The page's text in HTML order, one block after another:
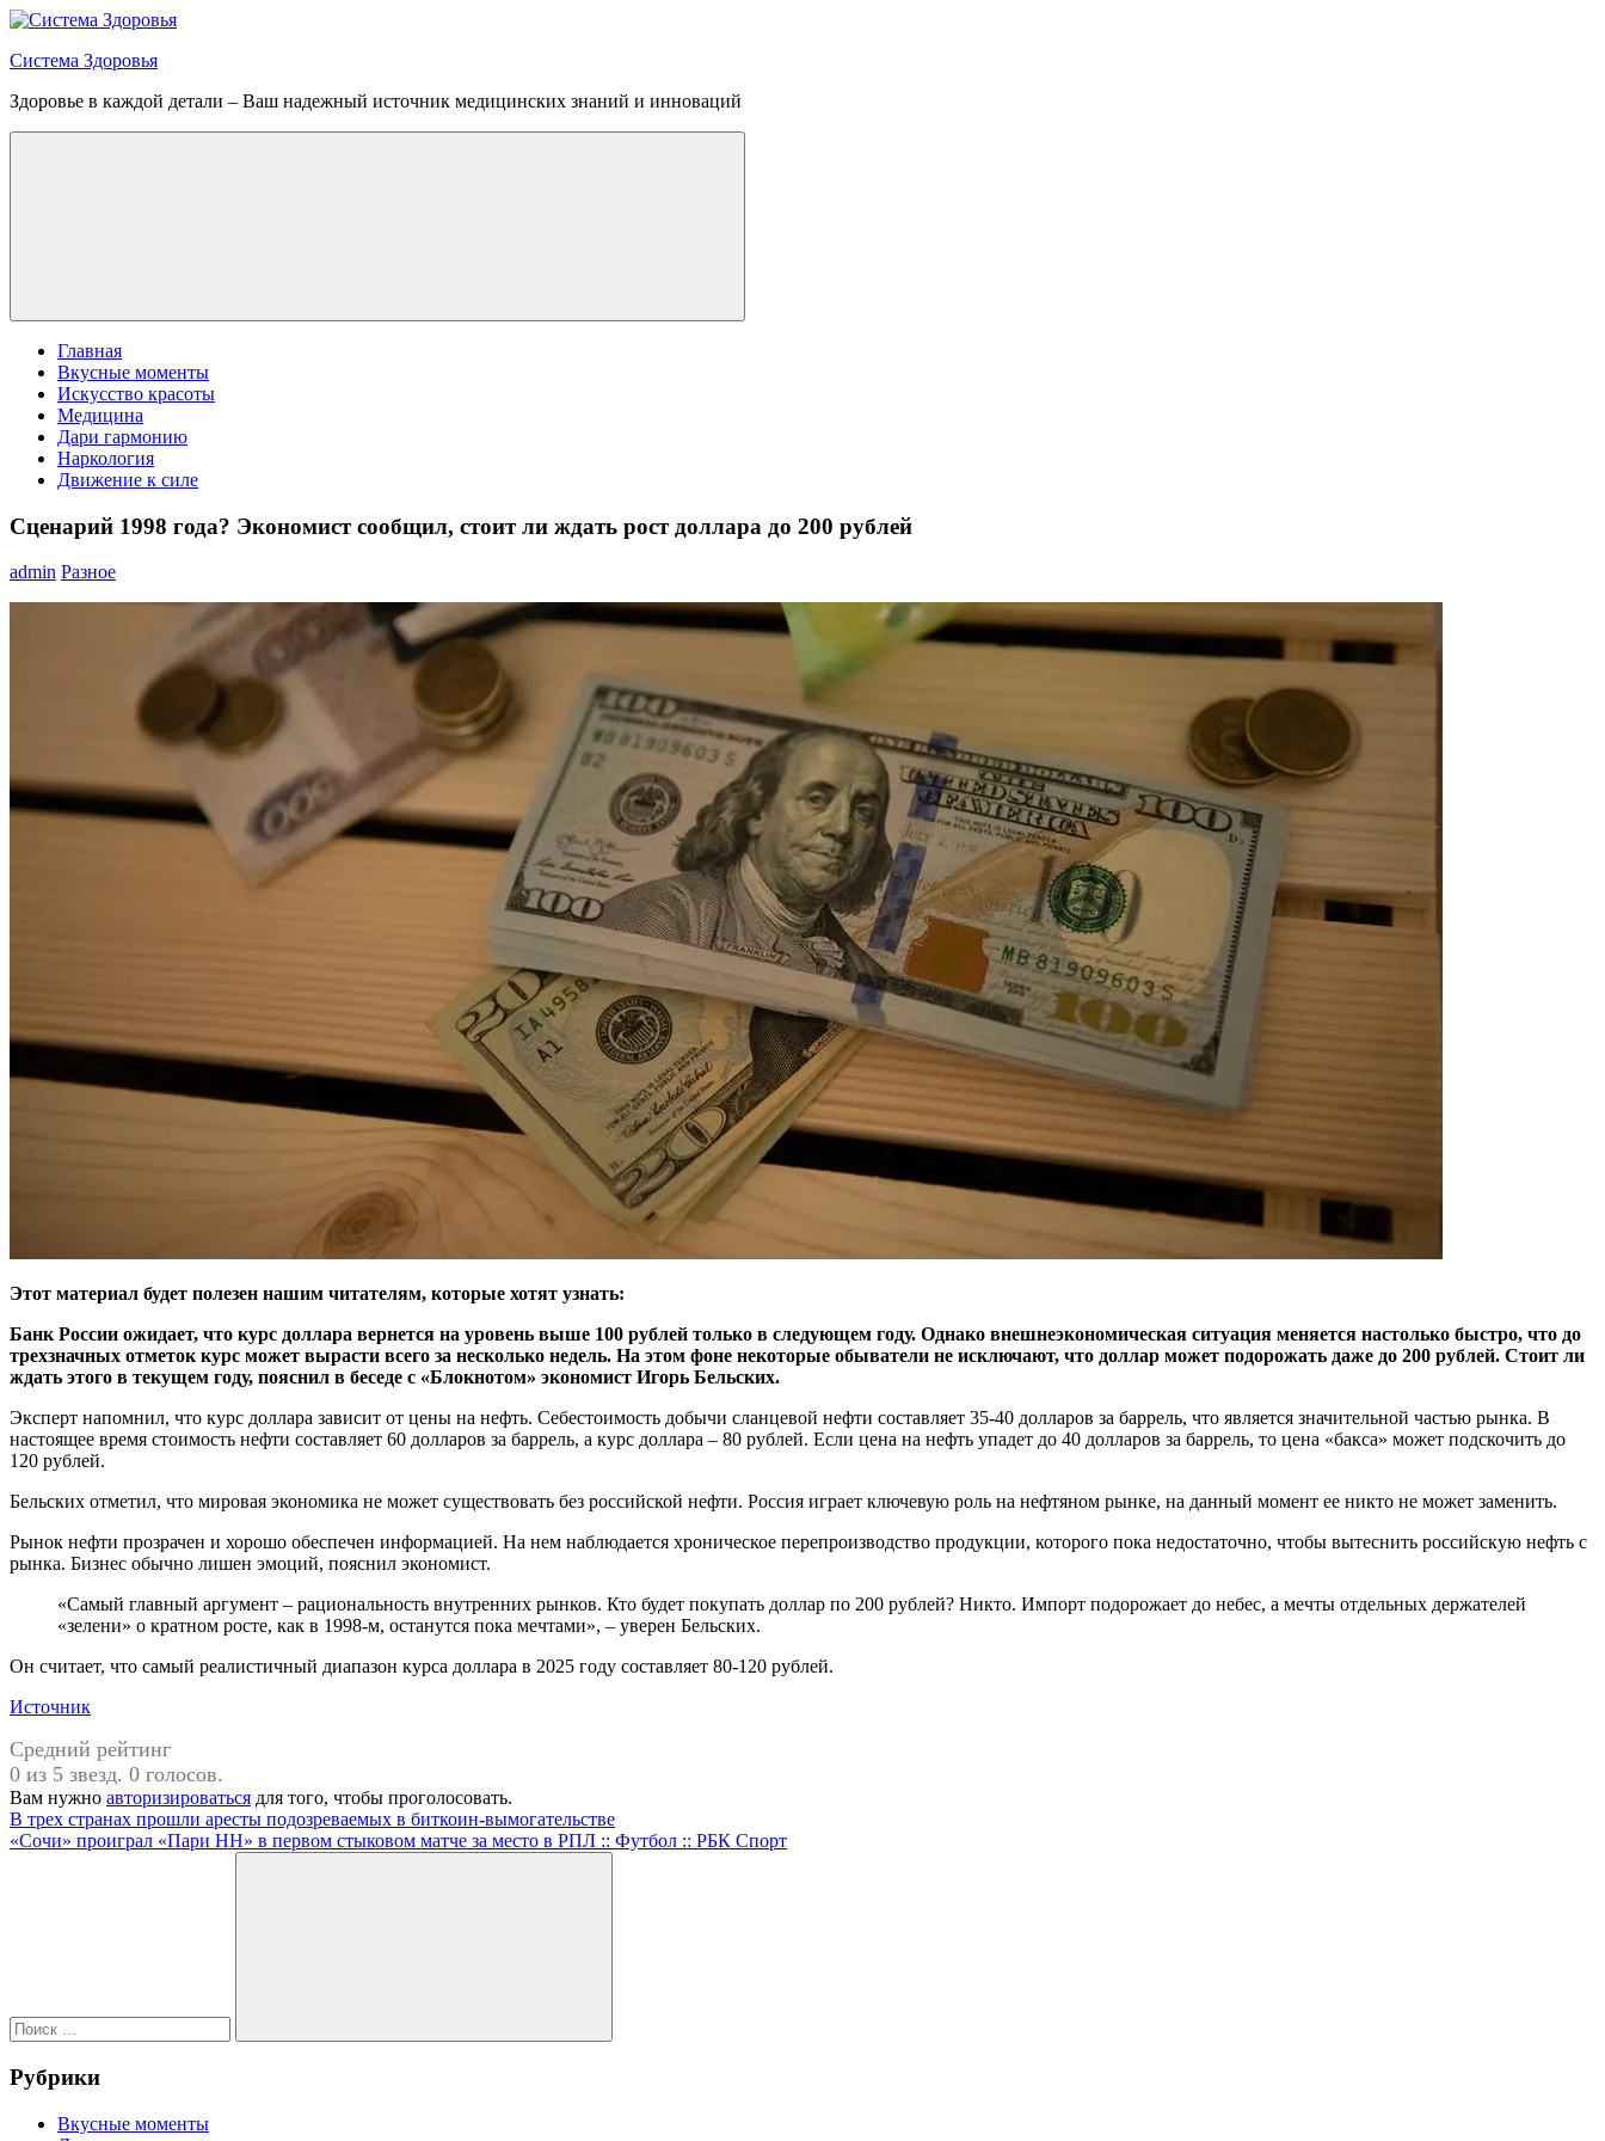
Перейти
содержимому
Система Здоровья
Здоровье в каждой детали – Ваш надежный источник медицинских знаний и инноваций
Меню
Главная
Вкусные моменты
Искусство красоты
Медицина
Дари гармонию
Наркология
Движение к силе
Сценарий 1998 года? Экономист сообщил, стоит ли ждать рост доллара до 200 рублей
admin Разное
Этот материал будет полезен нашим читателям, которые хотят узнать:
Банк России ожидает, что курс доллара вернется на уровень выше 100 рублей только в следующем году. Однако внешнеэкономическая ситуация меняется настолько быстро, что до
трехзначных отметок курс может вырасти всего за несколько недель. На этом фоне некоторые обыватели не исключают, что доллар может подорожать даже до 200 рублей. Стоит ли
ждать этого в текущем году, пояснил в беседе с «Блокнотом» экономист Игорь Бельских.
Эксперт напомнил, что курс доллара зависит от цены на нефть. Себестоимость добычи сланцевой нефти составляет 35-40 долларов за баррель, что является значительной частью рынка. В
настоящее время стоимость нефти составляет 60 долларов за баррель, а курс доллара – 80 рублей. Если цена на нефть упадет до 40 долларов за баррель, то цена «бакса» может подскочить до
120 рублей.
Бельских отметил, что мировая экономика не может существовать без российской нефти. Россия играет ключевую роль на нефтяном рынке, на данный момент ее никто не может заменить.
Рынок нефти прозрачен и хорошо обеспечен информацией. На нем наблюдается хроническое перепроизводство продукции, которого пока недостаточно, чтобы вытеснить российскую нефть с
рынка. Бизнес обычно лишен эмоций, пояснил экономист.
«Самый главный аргумент – рациональность внутренних рынков. Кто будет покупать доллар по 200 рублей? Никто. Импорт подорожает до небес, а мечты отдельных держателей
«зелени» о кратном росте, как в 1998-м, останутся пока мечтами», – уверен Бельских.
Он считает, что самый реалистичный диапазон курса доллара в 2025 году составляет 80-120 рублей.
Источник
Средний рейтинг
0 из 5 звезд. 0 голосов.
Вам нужно авторизироваться для того, чтобы проголосовать.
Навигация
по
Предыдущая
запись:
В трех странах прошли аресты подозреваемых в биткоин-вымогательстве
Следующая
«Сочи» проиграл «Пари НН» в первом стыковом матче за место в РПЛ :: Футбол :: РБК Спорт
Поиск
Рубрики
Вкусные моменты